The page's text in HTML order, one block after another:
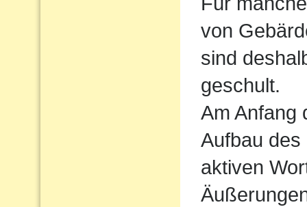
von
sind
geschult.
Am Anfang
Aufbau
aktiven